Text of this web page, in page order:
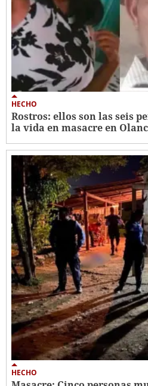
HECHO
Rostros: ellos son las seis
la vida en masacre en
HECHO